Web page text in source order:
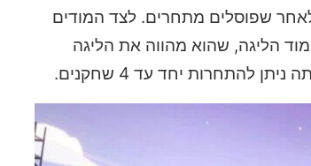
לאחר שפוסלים מתחרים. לצד המודים
הליגה, שהוא מהווה את הליגה